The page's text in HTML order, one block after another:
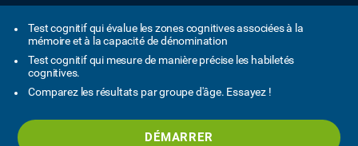
Test cognitif qui évalue les zones cognitives associées à la
mémoire et à la capacité de dénomination
Test cognitif qui mesure de manière précise les habiletés
cognitives.
Comparez les résultats par groupe d'âge. Essayez !
DÉMARRER